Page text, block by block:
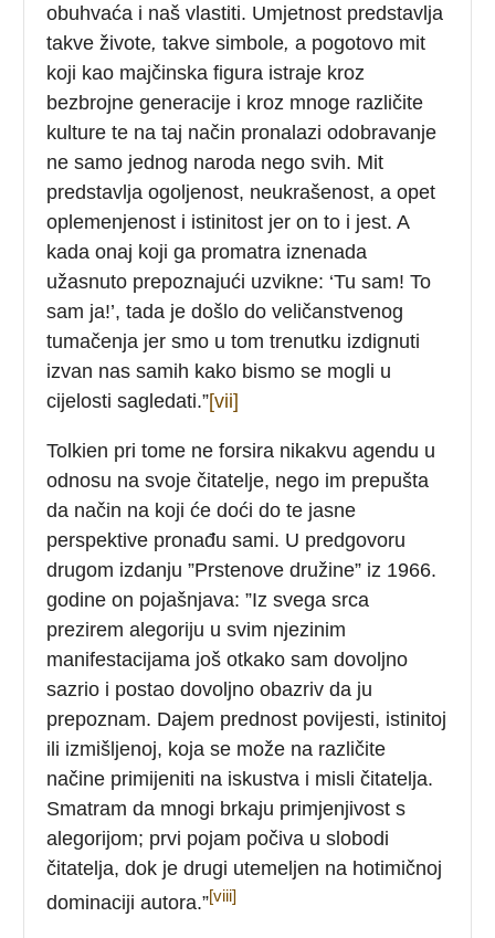
obuhvaća i naš vlastiti. Umjetnost predstavlja
takve živote,takve simbole,a pogotovo mit
koji kao majčinska figura istraje kroz
bezbrojne generacije i kroz mnoge različite
kulture te na taj način pronalazi odobravanje
ne samo jednog naroda nego svih. Mit
predstavlja ogoljenost, neukrašenost, a opet
oplemenjenost i istinitost jer on to i jest. A
kada onaj koji ga promatra iznenada
užasnuto prepoznajući uzvikne: ‘Tu sam! To
sam ja!’, tada je došlo do veličanstvenog
tumačenja jer smo u tom trenutku izdignuti
izvan nas samih kako bismo se mogli u
cijelosti sagledati.”[vii]
Tolkien pri tome ne forsira nikakvu agendu u
odnosu na svoje čitatelje, nego im prepušta
da način na koji će doći do te jasne
perspektive pronađu sami. U predgovoru
drugom izdanju ”Prstenove družine” iz 1966.
godine on pojašnjava: ”Iz svega srca
prezirem alegoriju u svim njezinim
manifestacijama još otkako sam dovoljno
sazrio i postao dovoljno obazriv da ju
prepoznam. Dajem prednost povijesti, istinitoj
ili izmišljenoj, koja se može na različite
načine primijeniti na iskustva i misli čitatelja.
Smatram da mnogi brkaju primjenjivost s
alegorijom; prvi pojam počiva u slobodi
čitatelja, dok je drugi utemeljen na hotimičnoj
dominaciji autora.”[viii]